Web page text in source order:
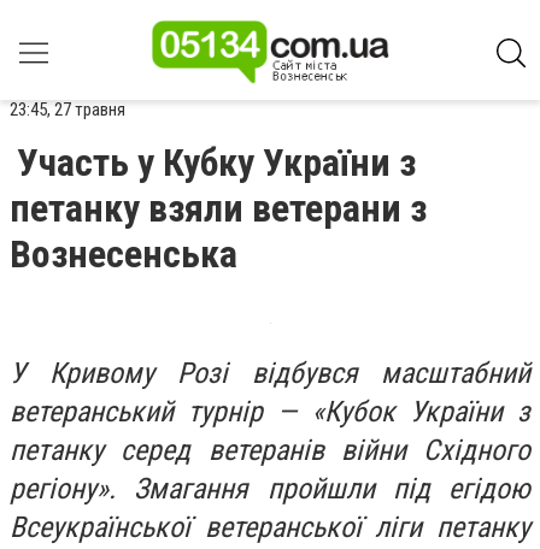
23:45, 27 травня
Участь у Кубку України з
петанку взяли ветерани з
Вознесенська
У Кривому Розі відбувся масштабний
ветеранський турнір — «Кубок України з
петанку серед ветеранів війни Східного
регіону». Змагання пройшли під егідою
Всеукраїнської ветеранської ліги петанку